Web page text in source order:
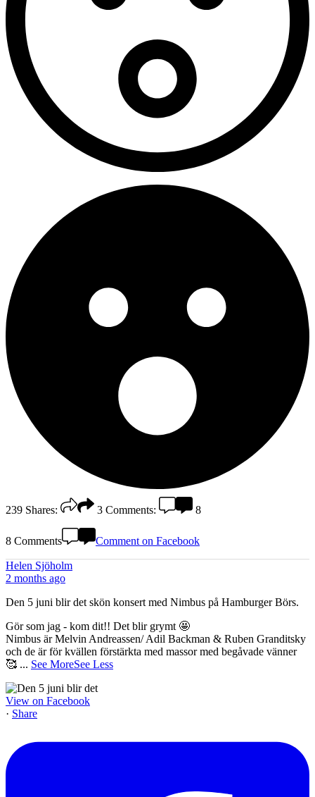
239 Shares: 3 Comments: 8
8 Comments Comment on Facebook
Helen Sjöholm
2 months ago
Den 5 juni blir det skön konsert med Nimbus på Hamburger Börs.
Gör som jag - kom dit!! Det blir grymt 🤩
Nimbus är Melvin Andreassen/ Adil Backman & Ruben Granditsky
och de är för kvällen förstärkta med massor med begåvade vänner
🥰 ... See MoreSee Less
View on Facebook
· Share